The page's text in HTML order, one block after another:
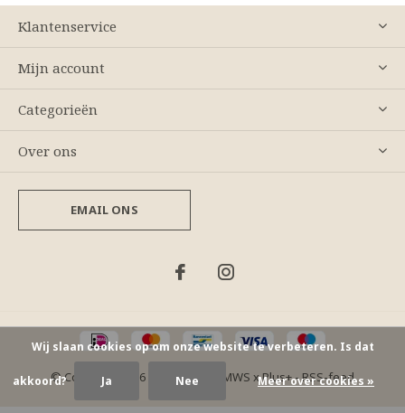
Klantenservice
Mijn account
Categorieën
Over ons
EMAIL ONS
© Copyright 2026 - Theme By DMWS xPlus+-RSS-feed
Wij slaan cookies op om onze website te verbeteren. Is dat
akkoord? Ja Nee Meer over cookies »